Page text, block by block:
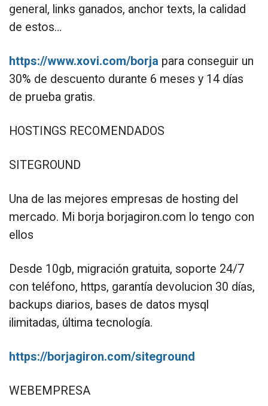
general, links ganados, anchor texts, la calidad
de estos…
https://www.xovi.com/borja para conseguir un
30% de descuento durante 6 meses y 14 días
de prueba gratis.
HOSTINGS RECOMENDADOS
SITEGROUND
Una de las mejores empresas de hosting del
mercado. Mi borja borjagiron.com lo tengo con
ellos
Desde 10gb, migración gratuita, soporte 24/7
con teléfono, https, garantía devolucion 30 días,
backups diarios, bases de datos mysql
ilimitadas, última tecnología.
https://borjagiron.com/siteground
WEBEMPRESA